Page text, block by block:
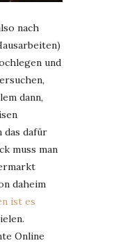
nach
und
dann,
das dafür
muss man
daheim
ist es
Online